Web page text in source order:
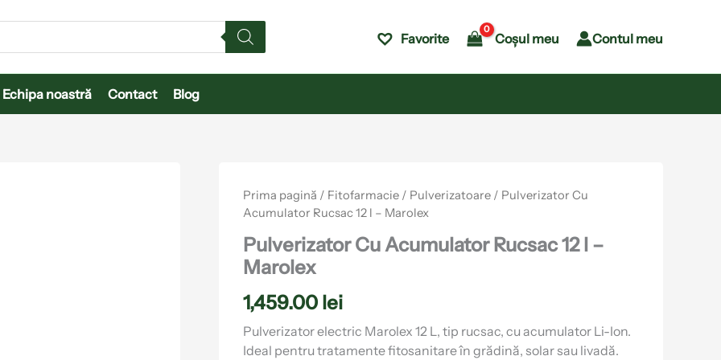
Favorite Coșul meu Contul meu
Echipa noastră Contact Blog
Prima pagină / Fitofarmacie / Pulverizatoare / Pulverizator Cu
Acumulator Rucsac 12 l – Marolex
Pulverizator Cu Acumulator Rucsac 12 l –
Marolex
1,459.00 lei
Pulverizator electric Marolex 12 L, tip rucsac, cu acumulator Li-Ion.
Ideal pentru tratamente fitosanitare în grădină, solar sau livadă.